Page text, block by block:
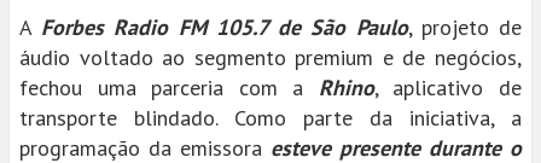
A Forbes Radio FM 105.7 de São Paulo, projeto de
áudio voltado ao segmento premium e de negócios,
fechou uma parceria com a Rhino, aplicativo de
transporte blindado. Como parte da iniciativa, a
programação da emissora esteve presente durante o